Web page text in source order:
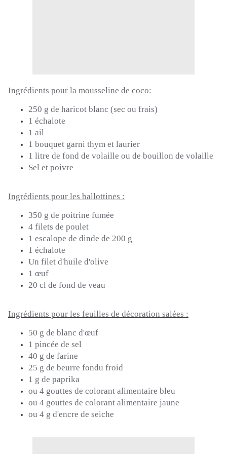
Ingrédients pour la mousseline de coco:
250 g de haricot blanc (sec ou frais)
1 échalote
1 ail
1 bouquet garni thym et laurier
1 litre de fond de volaille ou de bouillon de volaille
Sel et poivre
Ingrédients pour les ballottines :
350 g de poitrine fumée
4 filets de poulet
1 escalope de dinde de 200 g
1 échalote
Un filet d'huile d'olive
1 œuf
20 cl de fond de veau
Ingrédients pour les feuilles de décoration salées :
50 g de blanc d'œuf
1 pincée de sel
40 g de farine
25 g de beurre fondu froid
1 g de paprika
ou 4 gouttes de colorant alimentaire bleu
ou 4 gouttes de colorant alimentaire jaune
ou 4 g d'encre de seiche